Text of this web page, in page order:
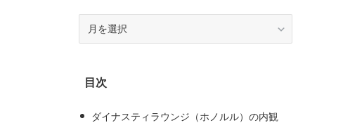
ブ目次
ダイナスティラウンジ（ホノルル）の内観